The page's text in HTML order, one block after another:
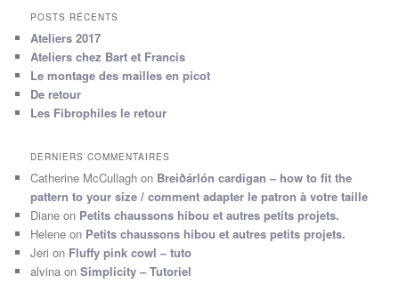
POSTS RÉCENTS
Ateliers 2017
Ateliers chez Bart et Francis
Le montage des mailles en picot
De retour
Les Fibrophiles le retour
DERNIERS COMMENTAIRES
Catherine McCullagh on Breiðárlón cardigan – how to fit the
pattern to your size / comment adapter le patron à votre taille
Diane on Petits chaussons hibou et autres petits projets.
Helene on Petits chaussons hibou et autres petits projets.
Jeri on Fluffy pink cowl – tuto
alvina onSimplicity – Tutoriel